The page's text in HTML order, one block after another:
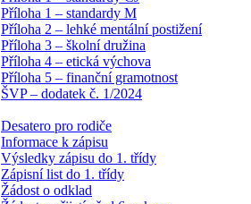
Příloha 1 – standardy M
Příloha 2 – lehké mentální postižení
Příloha 3 – školní družina
Příloha 4 – etická výchova
Příloha 5 – finanční gramotnost
ŠVP – dodatek č. 1/2024
Desatero pro rodiče
Informace k zápisu
Výsledky zápisu do 1. třídy
Zápisní list do 1. třídy
Žádost o odklad